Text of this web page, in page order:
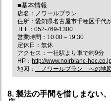
■基本情報
店名：ノワールブラン
住所：愛知県名古屋市千種区千代
TEL：052-769-1300
営業時間：10:00～19:30
定休日：無休
アクセス：一社駅より車で約9分
HP： http://www.noirblanc-
地図：
「ノワールブラン」への地図
8. 製法の手間を惜しまない